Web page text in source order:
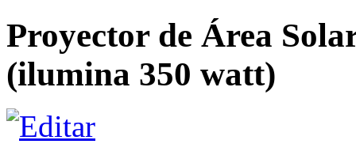
Proyector de Área
(ilumina 350 watt)